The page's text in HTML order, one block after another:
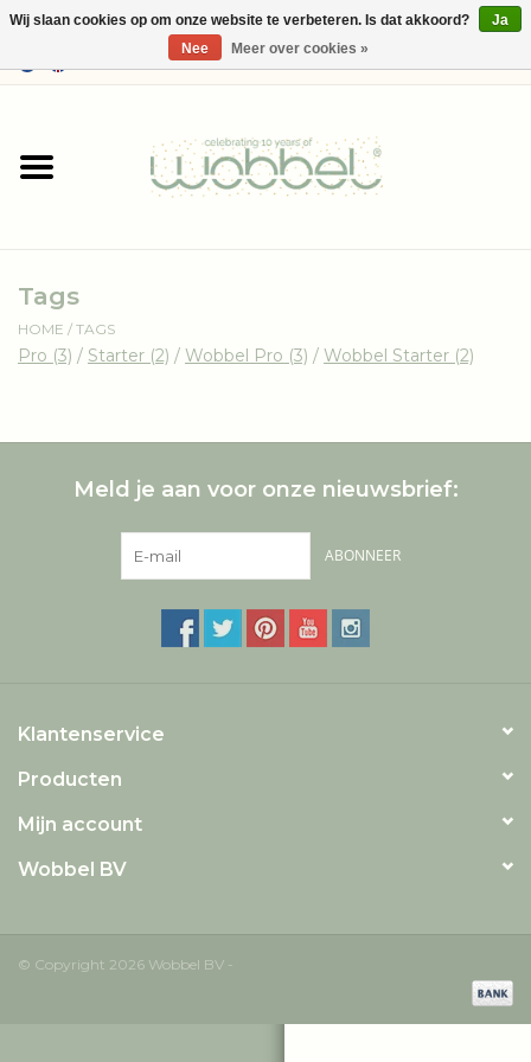
Shop
Over Wobbel
Tags
HOME / TAGS
Pro (3) / Starter (2) / Wobbel Pro (3) / Wobbel Starter (2)
Meld je aan voor onze nieuwsbrief:
ABONNEER
Klantenservice
Producten
Mijn account
Wobbel BV
© Copyright 2026 Wobbel BV -
Wij slaan cookies op om onze website te verbeteren. Is dat akkoord?
Ja
Nee
Meer over cookies »